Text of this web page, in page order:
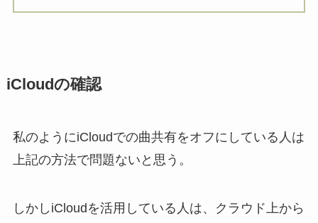
iCloudの確認
私のようにiCloudでの曲共有をオフにしている人は
上記の方法で問題ないと思う。
しかしiCloudを活用している人は、クラウド上から